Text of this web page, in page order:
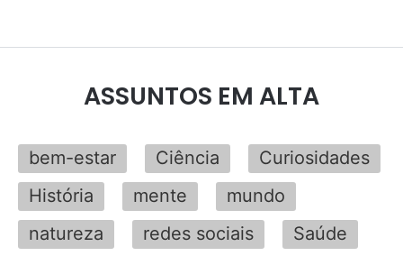
ASSUNTOS EM ALTA
bem-estar Ciência
Curiosidades
História
mente
mundo
natureza
redes sociais
Saúde